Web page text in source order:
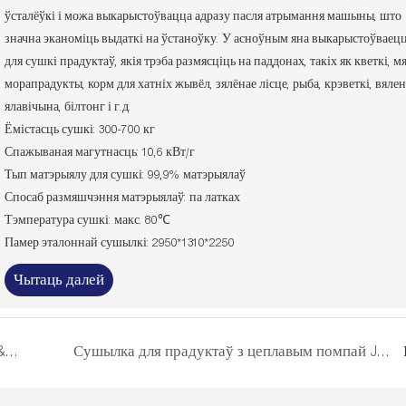
ўсталёўкі і можа выкарыстоўвацца адразу пасля атрымання машыны, што
значна эканоміць выдаткі на ўстаноўку. У асноўным яна
для сушкі прадуктаў, якія трэба размясціць на паддонах, такіх як кветкі,
морапрадукты, корм для хатніх жывёл, зялёнае лісце, рыба, крэветкі,
ялавічына, білтонг і г.д.
Ёмістасць сушкі: 300-700 кг
Спажываная магутнасць: 10,6 кВт/г
Тып матэрыялу для сушкі: 99,9% матэрыялаў
Спосаб размяшчэння матэрыялаў: па латках
Тэмпература сушкі: макс. 80℃
Памер эталоннай сушылкі: 2950*1310*2250
Чытаць далей
Сушылка для бялізны &quot;Птушынае гняздо&quot; Сушылка для прадуктаў з цеплавым помпай Jimu: ідэальная сушка сыру і прэміяльныя вынікі